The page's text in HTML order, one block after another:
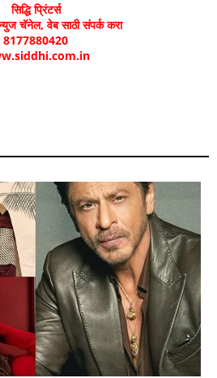
सिद्धि प्रिंटर्स
चॅनेल, वेब साठी संपर्क करा
8177880420